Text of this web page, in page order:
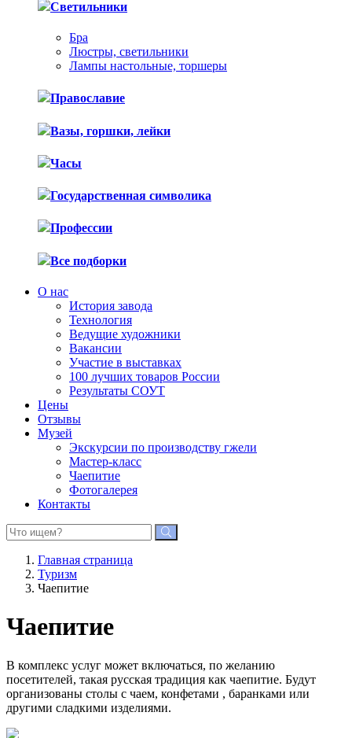
Светильники
Бра
Люстры, светильники
Лампы настольные, торшеры
Православие
Вазы, горшки, лейки
Часы
Государственная символика
Профессии
Все подборки
О нас
История завода
Технология
Ведущие художники
Вакансии
Участие в выставках
100 лучших товаров России
Результаты СОУТ
Цены
Отзывы
Музей
Экскурсии по производству гжели
Мастер-класс
Чаепитие
Фотогалерея
Контакты
Главная страница
Туризм
Чаепитие
Чаепитие
В комплекс услуг может включаться, по желанию
посетителей, такая русская традиция как чаепитие. Будут
организованы столы с чаем, конфетами , баранками или
другими сладкими изделиями.